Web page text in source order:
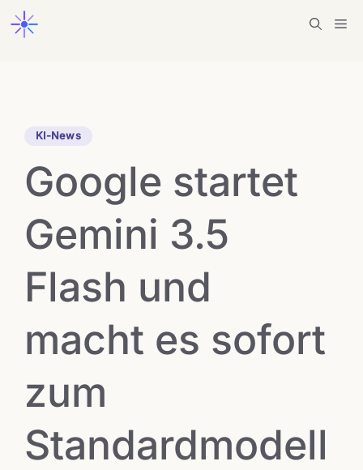
Zum
Inhalt
KI-News
Google startet
Gemini 3.5
Flash und
macht es sofort
zum
Standardmodell